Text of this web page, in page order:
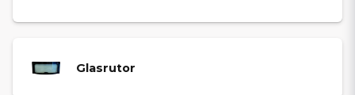
Glasrutor